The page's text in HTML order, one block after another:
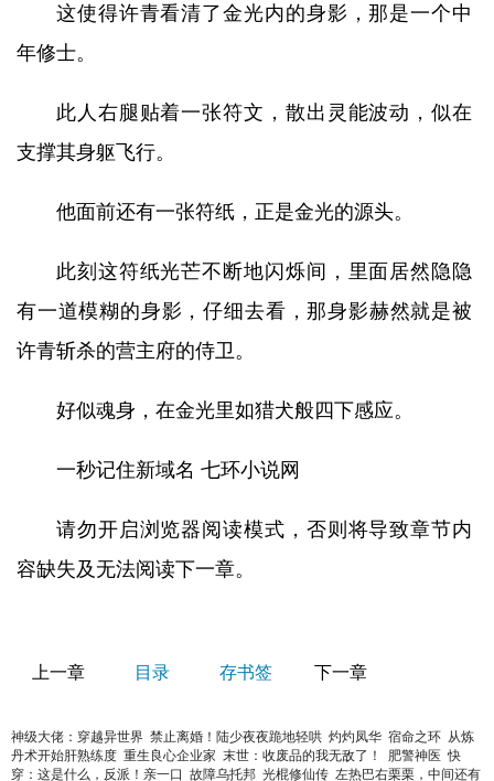
这使得许青看清了金光内的身影，那是一个中
年修士。
此人右腿贴着一张符文，散出灵能波动，似在
支撑其身躯飞行。
他面前还有一张符纸，正是金光的源头。
此刻这符纸光芒不断地闪烁间，里面居然隐隐
有一道模糊的身影，仔细去看，那身影赫然就是被
许青斩杀的营主府的侍卫。
好似魂身，在金光里如猎犬般四下感应。
一秒记住新域名 七环小说网
请勿开启浏览器阅读模式，否则将导致章节内
容缺失及无法阅读下一章。
上一章 目录 存书签 下一章
神级大佬：穿越异世界 禁止离婚！陆少夜夜跪地轻哄 灼灼凤华 宿命之环 从炼
丹术开始肝熟练度 重生良心企业家 末世：收废品的我无敌了！ 肥警神医 快
穿：这是什么，反派！亲一口 故障乌托邦 光棍修仙传 左热巴右栗栗，中间还有